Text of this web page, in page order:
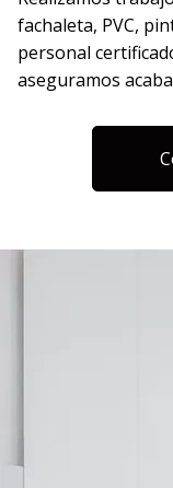
fachaleta, PVC,
personal
aseguramos